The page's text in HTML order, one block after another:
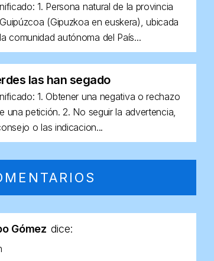
1. Persona natural de la provincia
(Gipuzkoa en euskera), ubicada
comunidad autónoma del País...
las han segado
1. Obtener una negativa o rechazo
una petición. 2. No seguir la advertencia,
o las indicacion...
Gómez dice: